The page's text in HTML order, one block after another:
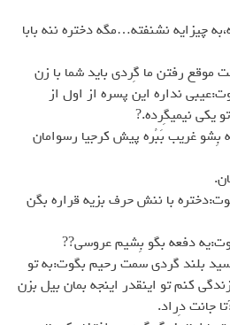
چيزايه نشنفته…مگه دختره ننه بابا
موقع رفتن ما گِردي بايد شما با زن
نداره اين پسره از اول از
يكي نيميگِرده.?
بِشو غريب بَبُره پيش كرجيا رسوامان
با ننش حرف بزيه قراره بگن
دفعه بگو بِشيم عروسي??
بلند گردي سمت رحيم بگوت:به تو
كنم تو اينقدر اينجه بمان بيل بزن
جانت دِراد.